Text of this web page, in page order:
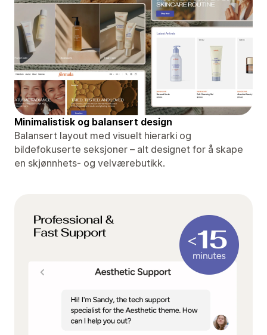
Minimalistisk og balansert design
Balansert layout med visuelt hierarki og
bildefokuserte seksjoner – alt designet for å skape
en skjønnhets- og velværebutikk.